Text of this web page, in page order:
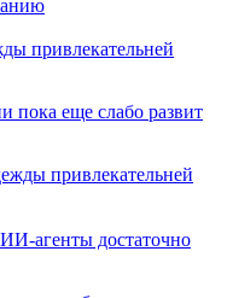
привлекательней
пока еще слабо развит
агенты достаточно